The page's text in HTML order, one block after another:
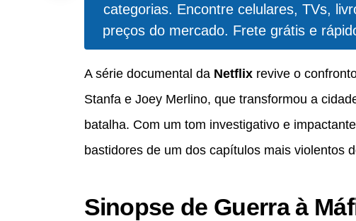
categorias. Encontre celulares, TVs,
preços do mercado. Frete grátis e
A série documental da Netflixrevive o
Stanfa e Joey Merlino, que transformou a
batalha. Com um tom investigativo e
bastidores de um dos capítulos mais violentos
Sinopse de Guerra à